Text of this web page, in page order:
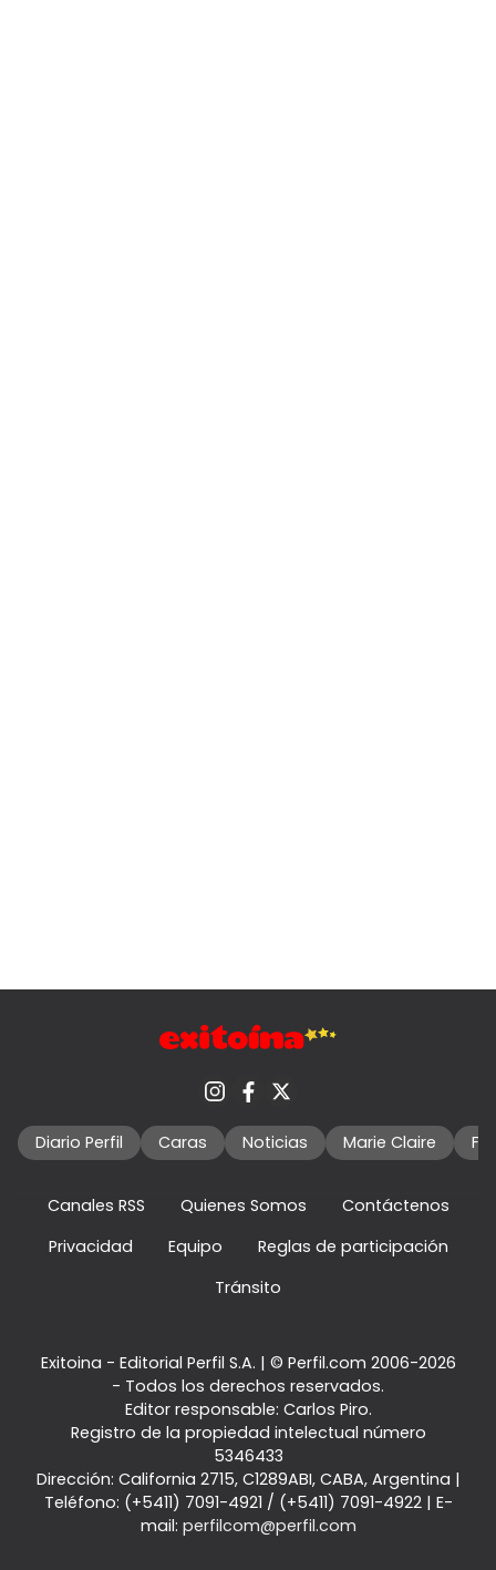
Diario Perfil Caras Noticias Marie Claire
Canales RSS Quienes Somos
Contáctenos
Privacidad
Equipo
Reglas de participación
Tránsito
Exitoina - Editorial Perfil S.A. | © Perfil.com 2006-2026
- Todos los derechos reservados.
Editor responsable: Carlos Piro.
Registro de la propiedad intelectual número
5346433
Dirección: California 2715, C1289ABI, CABA, Argentina |
Teléfono: (+5411) 7091-4921 / (+5411) 7091-4922| E-
mail: perfilcom@perfil.com